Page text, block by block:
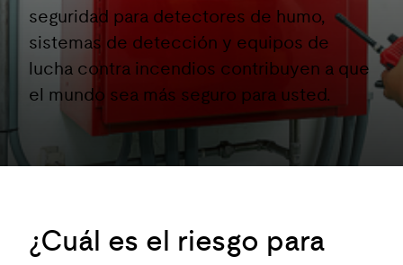
seguridad para detectores de humo,
sistemas de detección y equipos de
lucha contra incendios contribuyen a que
el mundo sea más seguro para usted.
¿Cuál es el riesgo para